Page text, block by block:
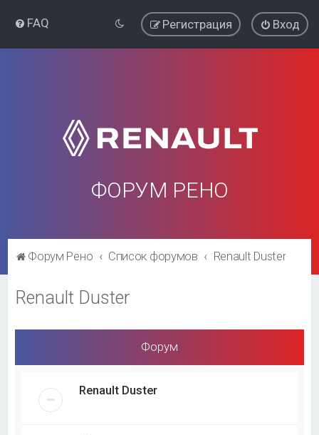
FAQ Вход
Регистрация
ФОРУМ РЕНО
Форум Рено Список форумов Renault Duster
Renault Duster
Форум
Renault Duster